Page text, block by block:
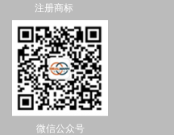
注册商标
微信公众号